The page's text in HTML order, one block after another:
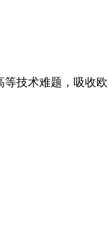
技术难题，吸